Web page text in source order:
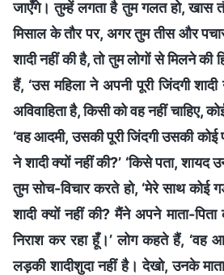
जाएँगे। तुम्हें लगता है तुम गलत हो, खास
मिसाल के तौर पर, अगर तुम तीस और
शादी नहीं की है, तो तुम लोगों से मिलने की
हैं, ‘उस महिला ने अपनी पूरी जिंदगी
अविवाहिता है, किसी को वह नहीं चाहिए,
‘वह आदमी, उसकी पूरी जिंदगी उसकी कोई
ने शादी क्यों नहीं की?’ ‘किसे पता,
तुम सोच-विचार करते हो, ‘मेरे साथ कोई
शादी क्यों नहीं की? मैंने अपने माता-
निराश कर रहा हूँ।’ लोग कहते हैं, ‘वह
लड़की शादीशुदा नहीं है। देखो, उनके